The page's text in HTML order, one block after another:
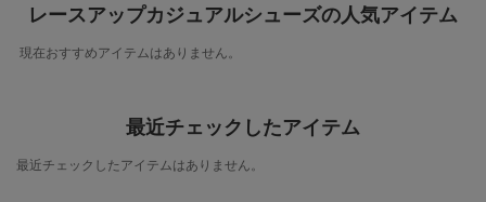
レースアップカジュアルシューズの人気アイテム
現在おすすめアイテムはありません。
最近チェックしたアイテム
最近チェックしたアイテムはありません。